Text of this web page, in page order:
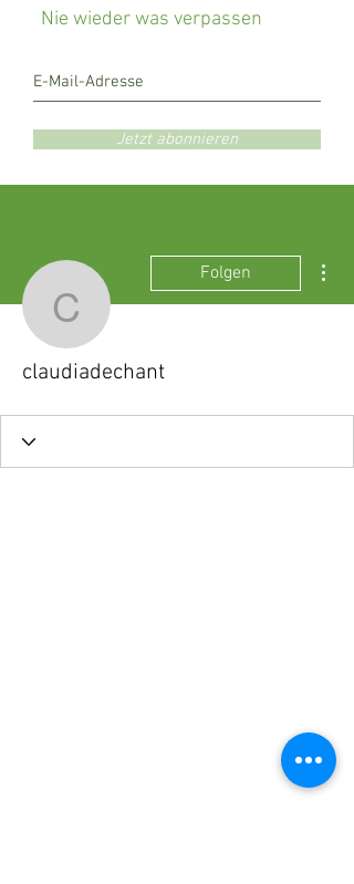
Nie wieder was verpassen
Jetzt abonnieren
claudiadechant
Folgen
claudiadechant